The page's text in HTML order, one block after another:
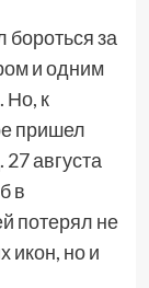
за
и одним
Но, к
пришел
августа
в
потерял не
икон, но и